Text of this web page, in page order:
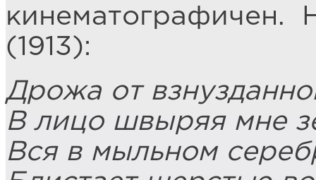
(1913):
Дрожа от
В лицо швыряя мне
Вся в мыльном